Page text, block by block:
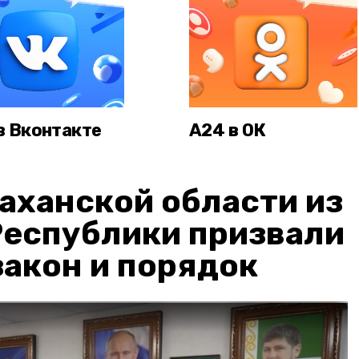
Вконтакте А24 в ОК
области из
призвали
и порядок